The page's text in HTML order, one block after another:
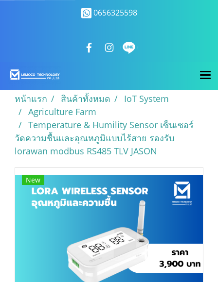
0656325598
หน้าแรก สินค้าทั้งหมด
IoT System
Agriculture Farm
Temperature & Humility Sensor เซ็นเซอร์
วัดความชื้นและอุณหภูมิแบบไร้สาย รองรับ
lorawan modbus RS485 TLV JASON
New